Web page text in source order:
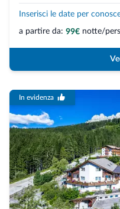
Inserisci le date per
a partire da: 99€ notte/
In evidenza